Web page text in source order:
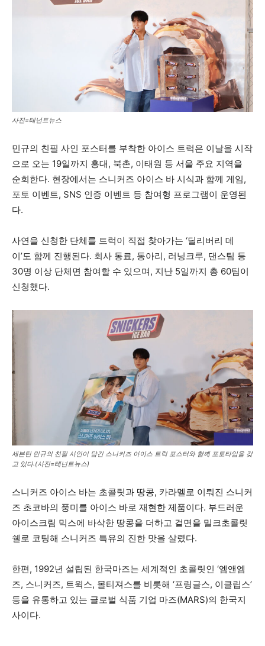
사진=테넌트뉴스
민규의 친필 사인 포스터를 부착한 아이스 트럭은 이날을 시작
으로 오는 19일까지 홍대, 북촌, 이태원 등 서울 주요 지역을
순회한다. 현장에서는 스니커즈 아이스 바 시식과 함께 게임,
포토 이벤트, SNS 인증 이벤트 등 참여형 프로그램이 운영된
다.
사연을 신청한 단체를 트럭이 직접 찾아가는 ‘딜리버리 데
이’도 함께 진행된다. 회사 동료, 동아리, 러닝크루, 댄스팀 등
30명 이상 단체면 참여할 수 있으며, 지난 5일까지 총 60팀이
신청했다.
세븐틴 민규의 친필 사인이 담긴 스니커즈 아이스 트럭 포스터와 함께 포토타임을 갖
고 있다.(사진=테넌트뉴스)
스니커즈 아이스 바는 초콜릿과 땅콩, 카라멜로 이뤄진 스니커
즈 초코바의 풍미를 아이스 바로 재현한 제품이다. 부드러운
아이스크림 믹스에 바삭한 땅콩을 더하고 겉면을 밀크초콜릿
쉘로 코팅해 스니커즈 특유의 진한 맛을 살렸다.
한편, 1992년 설립된 한국마즈는 세계적인 초콜릿인 ‘엠앤엠
즈, 스니커즈, 트윅스, 몰티져스를 비롯해 ‘프링글스, 이클립스’
등을 유통하고 있는 글로벌 식품 기업 마즈(MARS)의 한국지
사이다.